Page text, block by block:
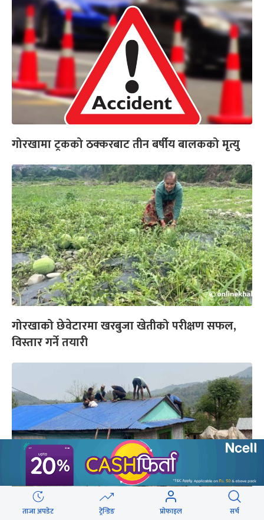
गोरखामा ट्रकको ठक्करबाट तीन बर्षीय बालकको मृत्यु
गोरखाको छेवेटारमा खरबुजा खेतीको परीक्षण सफल,
विस्तार गर्ने तयारी
ताजा अपडेट ट्रेन्डिङ प्रोफाइल सर्च